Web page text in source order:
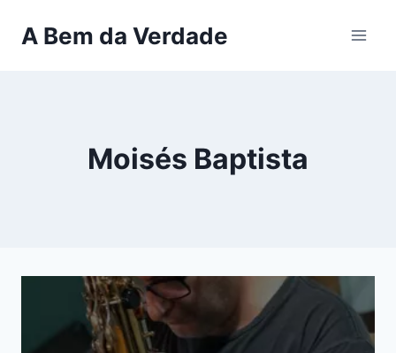
paraA Bem da Verdade
Moisés Baptista